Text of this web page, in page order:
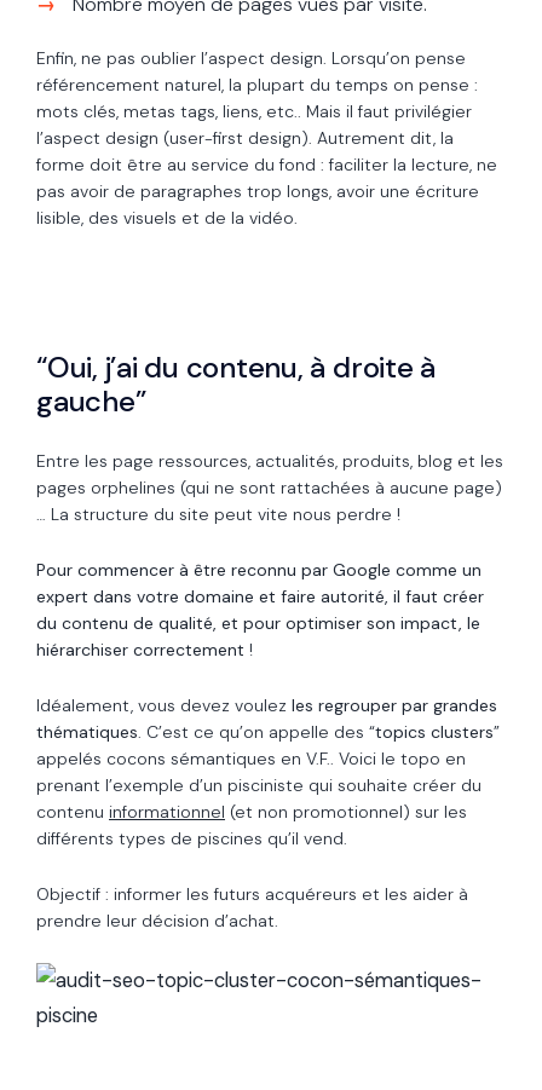
Enfin, ne pas oublier l’aspect design. Lorsqu’on pense
référencement naturel, la plupart du temps on pense :
mots clés, metas tags, liens, etc.. Mais il faut privilégier
l’aspect design (user-first design). Autrement dit, la
forme doit être au service du fond : faciliter la lecture, ne
pas avoir de paragraphes trop longs, avoir une écriture
lisible, des visuels et de la vidéo.
“Oui, j’ai du contenu, à droite à
gauche”
Entre les page ressources, actualités, produits, blog et les
pages orphelines (qui ne sont rattachées à aucune page)
… La structure du site peut vite nous perdre !
Pour commencer à être reconnu par Google comme un
expert dans votre domaine et faire autorité, il faut créer
du contenu de qualité, et pour optimiser son impact, le
hiérarchiser correctement !
Idéalement, vous devez voulez les regrouper par grandes
thématiques. C’est ce qu’on appelle des “topics clusters”
appelés cocons sémantiques en V.F.. Voici le topo en
prenant l’exemple d’un pisciniste qui souhaite créer du
contenu informationnel (et non promotionnel) sur les
différents types de piscines qu’il vend.
Objectif : informer les futurs acquéreurs et les aider à
prendre leur décision d’achat.